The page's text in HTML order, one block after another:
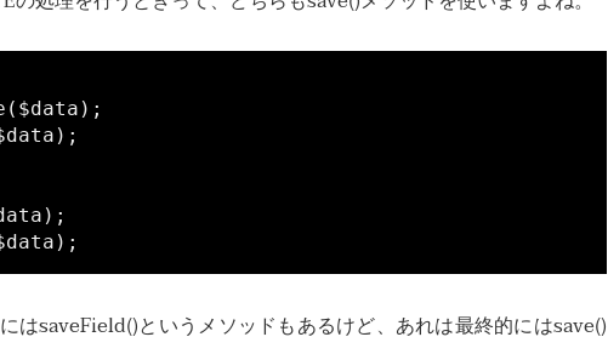
はsaveField()というメソッドもあるけど、あれは最終的にはsave()